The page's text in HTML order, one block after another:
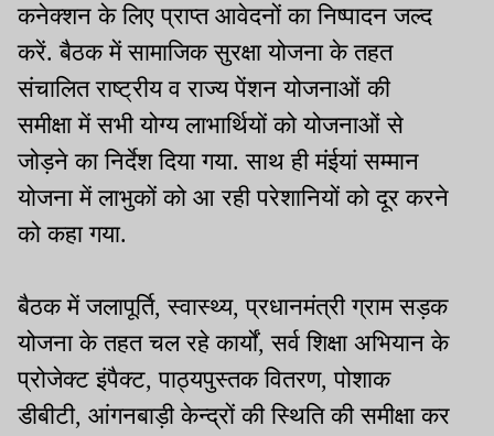
कनेक्शन के लिए प्राप्त आवेदनों का निष्पादन जल्द
करें. बैठक में सामाजिक सुरक्षा योजना के तहत
संचालित राष्ट्रीय व राज्य पेंशन योजनाओं की
समीक्षा में सभी योग्य लाभार्थियों को योजनाओं से
जोड़ने का निर्देश दिया गया. साथ ही मंईयां सम्मान
योजना में लाभुकों को आ रही परेशानियों को दूर करने
को कहा गया.
बैठक में जलापूर्ति, स्वास्थ्य, प्रधानमंत्री ग्राम सड़क
योजना के तहत चल रहे कार्यों, सर्व शिक्षा अभियान के
प्रोजेक्ट इंपैक्ट, पाठ्यपुस्तक वितरण, पोशाक
डीबीटी, आंगनबाड़ी केन्द्रों की स्थिति की समीक्षा कर